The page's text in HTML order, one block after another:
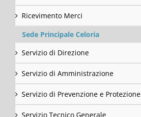
Ricevimento Merci
Sede Principale Celoria
Servizio di Direzione
Servizio di Amministrazione
Servizio di Prevenzione e Protezione
Servizio Tecnico Generale